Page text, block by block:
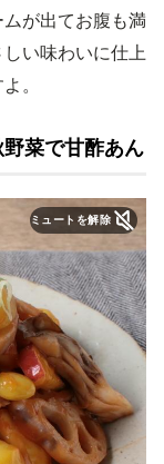
が出てお腹も満
い味わいに仕上
。
菜で甘酢あん
ミュートを解除